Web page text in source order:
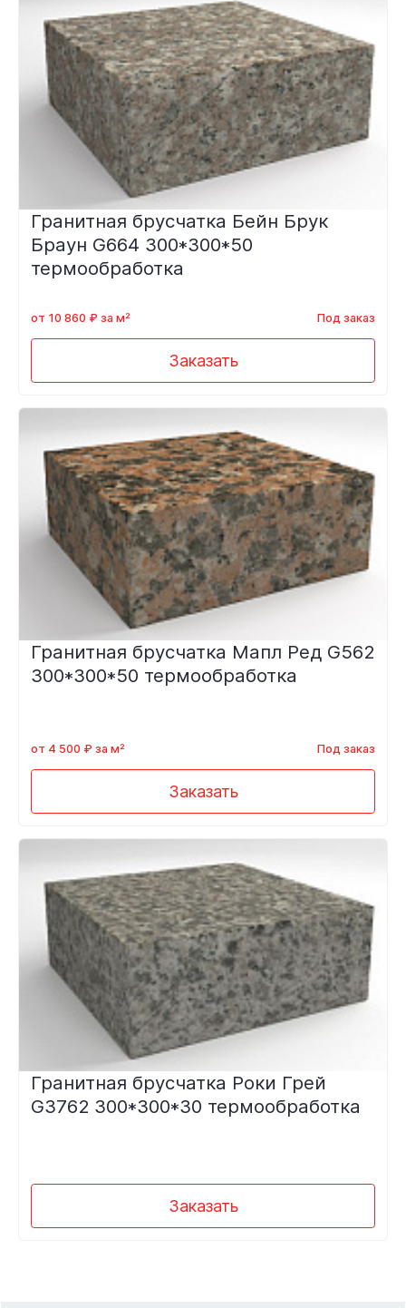
Гранитная брусчатка Бейн Брук
Браун G664 300*300*50
термообработка
от 10 860 ₽ за м² Под заказ
Заказать
Гранитная брусчатка Мапл Ред G562
300*300*50 термообработка
от 4 500 ₽ за м² Под заказ
Заказать
Гранитная брусчатка Роки Грей
G3762 300*300*30 термообработка
Заказать